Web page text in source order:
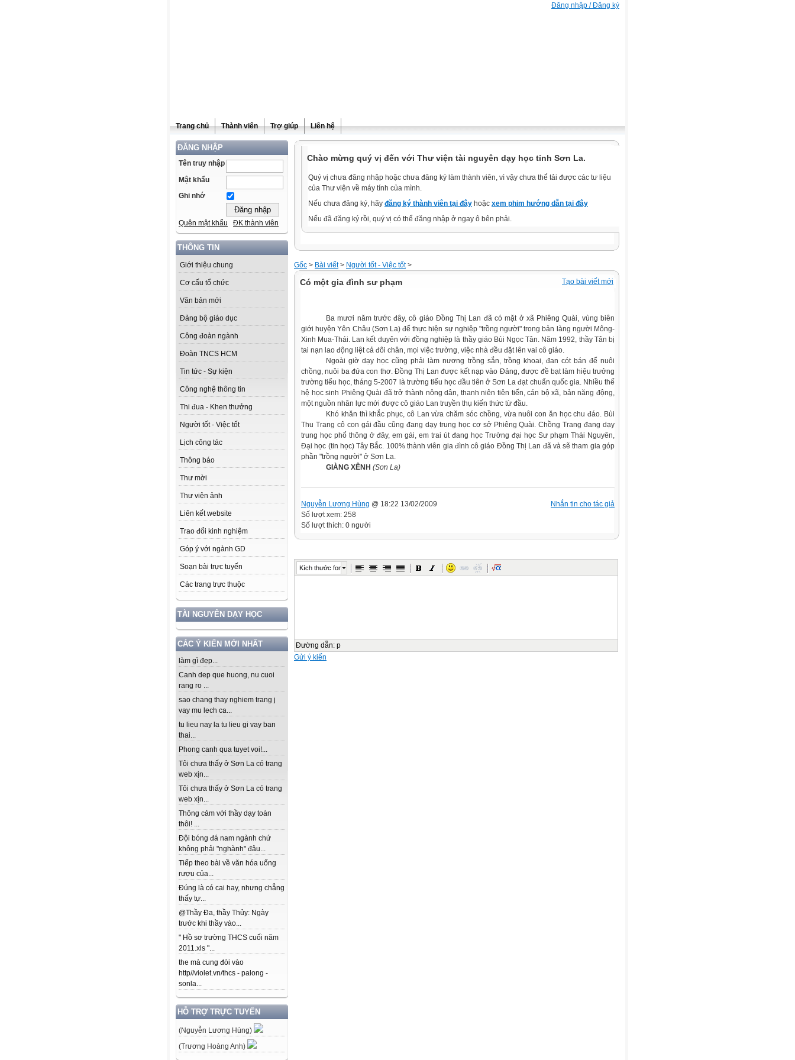
Đăng nhập / Đăng ký
Trang chủ Thành viên Trợ giúp Liên hệ
ĐĂNG NHẬP
Tên truy nhập
Mật khẩu
Ghi nhớ
Quên mật khẩu ĐK thành viên
THÔNG TIN
Giới thiệu chung
Cơ cấu tổ chức
Văn bản mới
Đảng bộ giáo dục
Công đoàn ngành
Đoàn TNCS HCM
Tin tức - Sự kiện
Công nghệ thông tin
Thi đua - Khen thưởng
Người tốt - Việc tốt
Lịch công tác
Thông báo
Thư mời
Thư viện ảnh
Liên kết website
Trao đổi kinh nghiệm
Góp ý với ngành GD
Soạn bài trực tuyến
Các trang trực thuộc
TÀI NGUYÊN DẠY HỌC
CÁC Ý KIẾN MỚI NHẤT
làm gì đẹp...
Canh dep que huong, nu cuoi
rang ro ...
sao chang thay nghiem trang j
vay mu lech ca...
tu lieu nay la tu lieu gi vay ban
thai...
Phong canh qua tuyet voi!...
Tôi chưa thấy ở Sơn La có trang
web xịn...
Tôi chưa thấy ở Sơn La có trang
web xịn...
Thông cảm với thầy dạy toán
thôi! ...
Đội bóng đá nam ngành chứ
không phải "nghành" đâu...
Tiếp theo bài về văn hóa uống
rượu của...
Đúng là có cai hay, nhưng chẳng
thấy tự...
@Thầy Đa, thầy Thủy: Ngày
trước khi thầy vào...
" Hồ sơ trường THCS cuối năm
2011.xls "...
the mà cung đòi vào
http//violet.vn/thcs - palong -
sonla...
HỖ TRỢ TRỰC TUYẾN
(Nguyễn Lương Hùng)
(Trương Hoàng Anh)
Chào mừng quý vị đến với Thư viện tài nguyên dạy học tỉnh Sơn La.
Quý vị chưa đăng nhập hoặc chưa đăng ký làm thành viên, vì vậy chưa thể tải được các tư liệu
của Thư viện về máy tính của mình.
Nếu chưa đăng ký, hãy đăng ký thành viên tại đây hoặc xem phim hướng dẫn tại đây
Nếu đã đăng ký rồi, quý vị có thể đăng nhập ở ngay ô bên phải.
Gốc > Bài viết> Người tốt - Việc tốt>
Tạo bài viết mới
Có một gia đình sư phạm
Ba mươi năm trước đây, cô giáo Đồng Thị Lan đã có mặt ở xã Phiêng Quài, vùng biên
giới huyện Yên Châu (Sơn La) để thực hiện sự nghiệp "trồng người" trong bản làng người Mông-
Xinh Mua-Thái. Lan kết duyên với đồng nghiệp là thầy giáo Bùi Ngọc Tân. Năm 1992, thầy Tân bị
tai nạn lao động liệt cả đôi chân, mọi việc trường, việc nhà đều đặt lên vai cô giáo.
Ngoài giờ dạy học cũng phải làm nương trồng sắn, trồng khoai, đan cót bán để nuôi
chồng, nuôi ba đứa con thơ. Đồng Thị Lan được kết nạp vào Đảng, được đề bạt làm hiệu trưởng
trường tiểu học, tháng 5-2007 là trường tiểu học đầu tiên ở Sơn La đạt chuẩn quốc gia. Nhiều thế
hệ học sinh Phiêng Quài đã trở thành nông dân, thanh niên tiên tiến, cán bộ xã, bản năng động,
một nguồn nhân lực mới được cô giáo Lan truyền thụ kiến thức từ đầu.
Khó khăn thì khắc phục, cô Lan vừa chăm sóc chồng, vừa nuôi con ăn học chu đáo. Bùi
Thu Trang cô con gái đầu cũng đang dạy trung học cơ sở Phiêng Quài. Chồng Trang đang dạy
trung học phổ thông ở đây, em gái, em trai út đang học Trường đại học Sư phạm Thái Nguyên,
Đại học (tin học) Tây Bắc. 100% thành viên gia đình cô giáo Đồng Thị Lan đã và sẽ tham gia góp
phần "trồng người" ở Sơn La.
GIÀNG XÊNH (Sơn La)
Nhắn tin cho tác giả
Nguyễn Lương Hùng @ 18:22 13/02/2009
Số lượt xem: 258
Số lượt thích: 0 người
Kích thước font
Đường dẫn: p
Gửi ý kiến